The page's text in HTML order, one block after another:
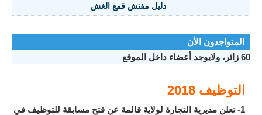
دليل مفتش قمع الغش
الأن
2018
تعلن مديرية التجارة لولاية قالمة عن فتح مسابقة للتوظيف في